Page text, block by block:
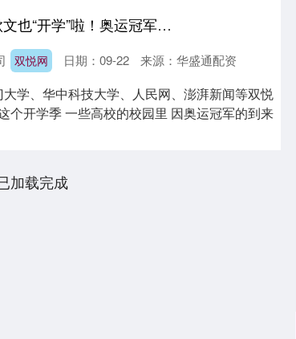
双悦网 全红婵、李雯雯、郑钦文也“开学”啦！奥运冠军们去了这些学校
双悦网 日期：09-22 来源：华盛通配资
学、华中科技大学、人民网、澎湃新闻等双悦
个开学季 一些高校的校园里 因奥运冠军的到来
加载完成